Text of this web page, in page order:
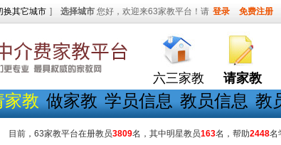
换其它城市 ] 选择城市 您好，欢迎来63家教平台！请 登录 免费注册
六三家教 请家教
家教 做家教 学员信息 教员信息 教
目前，63家教平台在册教员3809名，其中明星教员163名，帮助2448名